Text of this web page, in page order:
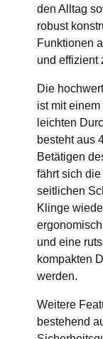
den Alltag
robust
Funktionen
und effizient
Die
ist mit
leichten
besteht aus
Betätigen
fährt sich
seitlichen
Klinge
und eine
kompakten
werden.
Weitere
bestehend